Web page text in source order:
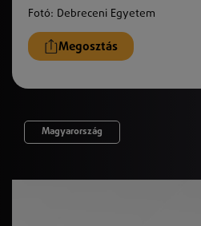
Fotó: Debreceni Egyetem
Megosztás
Magyarország